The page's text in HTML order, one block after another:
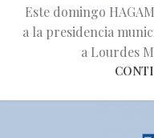
Este domingo
a la presidencia
a Lourdes